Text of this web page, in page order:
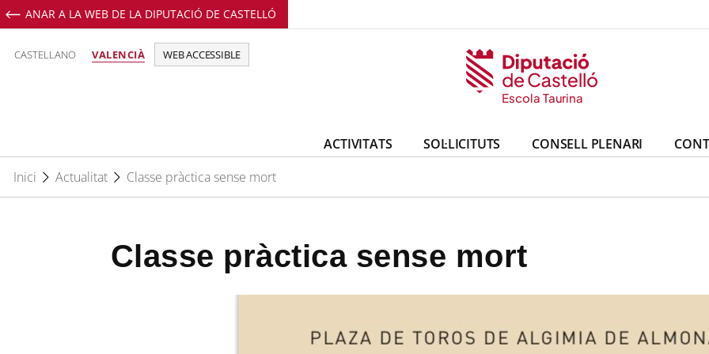
ANAR A LA WEB DE LA DIPUTACIÓ DE CASTELLÓ
CASTELLANO VALENCIÀ WEB ACCESSIBLE
Escola Taurina
ACTIVITATS SOL·LICITUTS CONSELL PLENARI
Inici
Actualitat Classe pràctica sense mort
Classe pràctica sense mort